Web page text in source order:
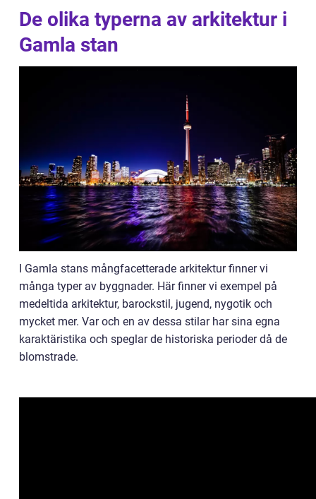
De olika typerna av arkitektur i
Gamla stan
I Gamla stans mångfacetterade arkitektur finner vi
många typer av byggnader. Här finner vi exempel på
medeltida arkitektur, barockstil, jugend, nygotik och
mycket mer. Var och en av dessa stilar har sina egna
karaktäristika och speglar de historiska perioder då de
blomstrade.